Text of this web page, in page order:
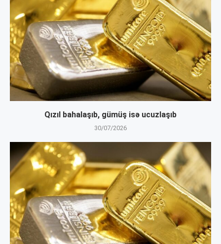
Qızıl bahalaşıb, gümüş isə ucuzlaşıb
30/07/2026